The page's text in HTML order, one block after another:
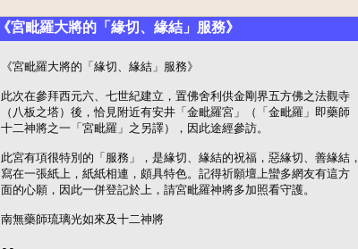
《宮毗羅大將的「緣切、緣結」服務》
《宮毗羅大將的「緣切、緣結」服務》
此次在參拜西元六、七世紀建立，置佛舍利供金剛界五方佛之法觀寺
（八板之塔）後，恰見附近有安井「金毗羅宮」（「金毗羅」即藥師
十二神將之一「宮毗羅」之另譯），因此途經參訪。
此宮有項很特別的「服務」，是緣切、緣結的祝福，惡緣切、善緣結，
寫在一張紙上，紙紙相連，頗具特色。記得祈願壇上蠻多網友有這方
面的心願，因此一併登記於上，請宮毗羅神將多加照看守護。
南無藥師琉璃光如來及十二神將